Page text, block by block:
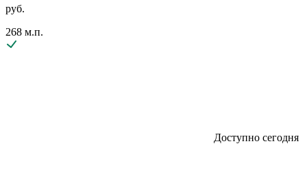
руб.
268 м.п.
Доступно сегодня